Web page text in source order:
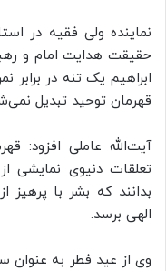
نماینده ولی فقیه در
حقیقت هدایت امام و
ابراهیم یک تنه در برابر
قهرمان توحید تبدیل
آیت‌الله عاملی افزود:
تعلقات دنیوی نمایشی
بدانند که بشر با پرهیز
الهی برسد.
وی از عید فطر به